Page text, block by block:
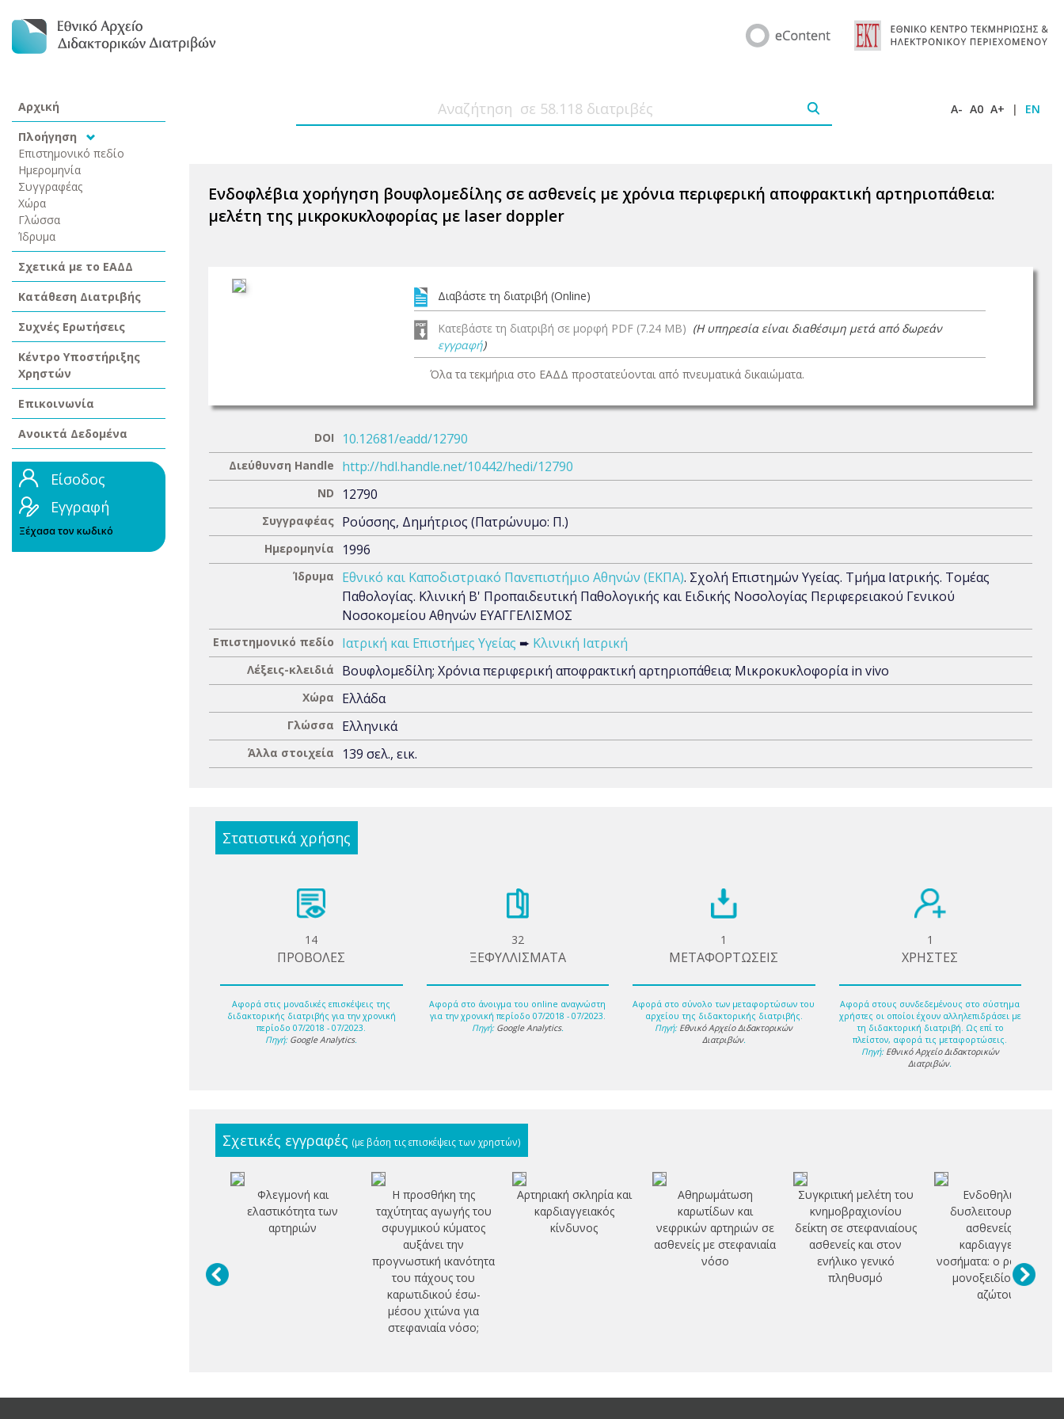
Αρχική
Πλοήγηση
Επιστημονικό πεδίο
Ημερομηνία
Συγγραφέας
Χώρα
Γλώσσα
Ίδρυμα
Σχετικά με το ΕΑΔΔ
Κατάθεση Διατριβής
Συχνές Ερωτήσεις
Κέντρο Υποστήριξης
Χρηστών
Επικοινωνία
Ανοικτά Δεδομένα
Είσοδος
Εγγραφή
Ξέχασα τον κωδικό
A- A0 A+ | EN
Ενδοφλέβια χορήγηση βουφλομεδίλης σε ασθενείς με χρόνια περιφερική αποφρακτική αρτηριοπάθεια:
μελέτη της μικροκυκλοφορίας με laser doppler
Διαβάστε τη διατριβή (Online)
Κατεβάστε τη διατριβή σε μορφή PDF (7.24 MB) (Η υπηρεσία είναι διαθέσιμη μετά από δωρεάν
εγγραφή)
Όλα τα τεκμήρια στο ΕΑΔΔ προστατεύονται από πνευματικά δικαιώματα.
DOI 10.12681/eadd/12790
Διεύθυνση Handle http://hdl.handle.net/10442/hedi/12790
ND 12790
Συγγραφέας Ρούσσης, Δημήτριος (Πατρώνυμο: Π.)
Ημερομηνία 1996
Ίδρυμα Εθνικό και Καποδιστριακό Πανεπιστήμιο Αθηνών (ΕΚΠΑ). Σχολή Επιστημών Υγείας. Τμήμα Ιατρικής. Τομέας
Παθολογίας. Κλινική Β' Προπαιδευτική Παθολογικής και Ειδικής Νοσολογίας Περιφερειακού Γενικού
Νοσοκομείου Αθηνών ΕΥΑΓΓΕΛΙΣΜΟΣ
Επιστημονικό πεδίο Ιατρική και Επιστήμες Υγείας ➨ Κλινική Ιατρική
Λέξεις-κλειδιά Βουφλομεδίλη; Χρόνια περιφερική αποφρακτική αρτηριοπάθεια; Μικροκυκλοφορία in vivo
Χώρα Ελλάδα
Γλώσσα Ελληνικά
Άλλα στοιχεία 139 σελ., εικ.
Στατιστικά χρήσης
14
ΠΡΟΒΟΛΕΣ
Αφορά στις μοναδικές επισκέψεις της
διδακτορικής διατριβής για την χρονική
περίοδο 07/2018 - 07/2023.
Πηγή: Google Analytics.
32
ΞΕΦΥΛΛΙΣΜΑΤΑ
Αφορά στο άνοιγμα του online αναγνώστη
για την χρονική περίοδο 07/2018 - 07/2023.
Πηγή: Google Analytics.
1
ΜΕΤΑΦΟΡΤΩΣΕΙΣ
Αφορά στο σύνολο των μεταφορτώσων του
αρχείου της διδακτορικής διατριβής.
Πηγή: Εθνικό Αρχείο Διδακτορικών
Διατριβών.
1
ΧΡΗΣΤΕΣ
Αφορά στους συνδεδεμένους στο σύστημα
χρήστες οι οποίοι έχουν αλληλεπιδράσει με
τη διδακτορική διατριβή. Ως επί το
πλείστον, αφορά τις μεταφορτώσεις.
Πηγή: Εθνικό Αρχείο Διδακτορικών
Διατριβών.
Σχετικές εγγραφές (με βάση τις επισκέψεις των χρηστών)
Φλεγμονή και
ελαστικότητα των
αρτηριών
Η προσθήκη της
ταχύτητας αγωγής του
σφυγμικού κύματος
αυξάνει την
προγνωστική ικανότητα
του πάχους του
καρωτιδικού έσω-
μέσου χιτώνα για
στεφανιαία νόσο;
Αρτηριακή σκληρία και
καρδιαγγειακός
κίνδυνος
Αθηρωμάτωση
καρωτίδων και
νεφρικών αρτηριών σε
ασθενείς με στεφανιαία
νόσο
Συγκριτική μελέτη του
κνημοβραχιονίου
δείκτη σε στεφανιαίους
ασθενείς και στον
ενήλικο γενικό
πληθυσμό
Ενδοθηλιακή
δυσλειτουργία σε
ασθενείς με
καρδιαγγειακά
νοσήματα: ο ρόλος του
μονοξειδίου του
αζώτου